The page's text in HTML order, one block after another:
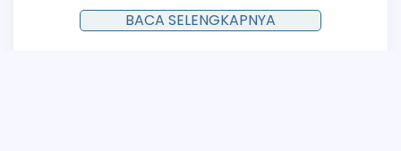
Mengangkat Sel Kulit Mati
BACA SELENGKAPNYA